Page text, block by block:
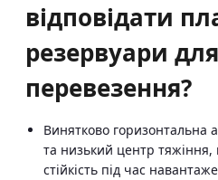
відповідати
резервуари для
перевезення?
Винятково горизонтальна
та низький центр тяжіння,
стійкість під час